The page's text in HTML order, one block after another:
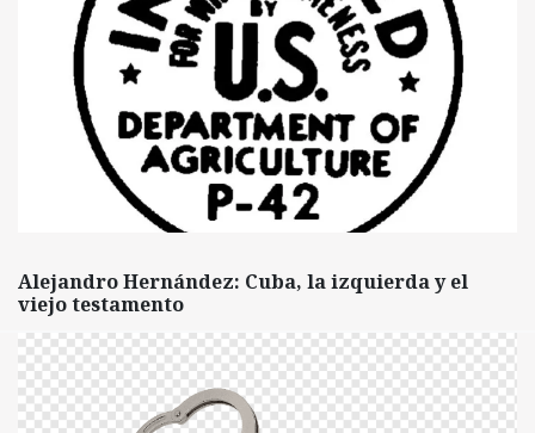
Alejandro Hernández: Cuba, la izquierda y el
viejo testamento